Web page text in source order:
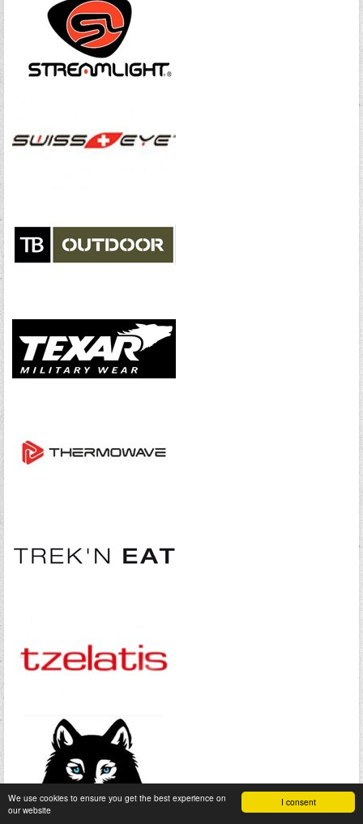
I consent
We use cookies to ensure you get the best experience on
our website